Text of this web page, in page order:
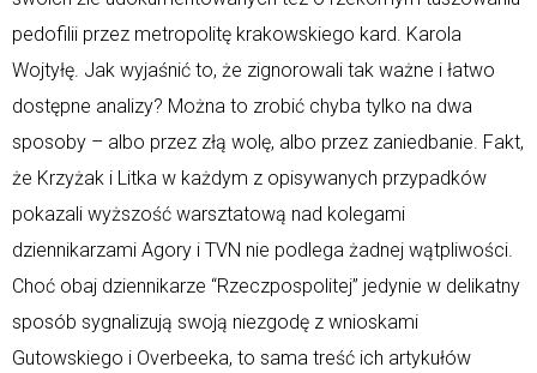
pedofilii przez metropolitę krakowskiego kard. Karola
Wojtyłę. Jak wyjaśnić to, że zignorowali tak ważne i łatwo
dostępne analizy? Można to zrobić chyba tylko na dwa
sposoby – albo przez złą wolę, albo przez zaniedbanie. Fakt,
że Krzyżak i Litka w każdym z opisywanych przypadków
pokazali wyższość warsztatową nad kolegami
dziennikarzami Agory i TVN nie podlega żadnej wątpliwości.
Choć obaj dziennikarze “Rzeczpospolitej” jedynie w delikatny
sposób sygnalizują swoją niezgodę z wnioskami
Gutowskiego i Overbeeka, to sama treść ich artykułów